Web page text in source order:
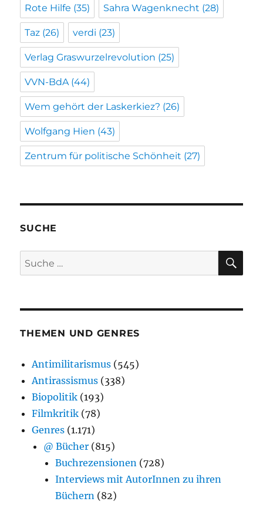
Rote Hilfe (35) Sahra Wagenknecht (28)
Taz (26) verdi (23)
Verlag Graswurzelrevolution (25)
VVN-BdA (44)
Wem gehört der Laskerkiez? (26)
Wolfgang Hien (43)
Zentrum für politische Schönheit (27)
SUCHE
Suche
nach:
THEMEN UND GENRES
Antimilitarismus (545)
Antirassismus (338)
Biopolitik (193)
Filmkritik (78)
Genres (1.171)
@ Bücher (815)
Buchrezensionen (728)
Interviews mit AutorInnen zu ihren
Büchern (82)